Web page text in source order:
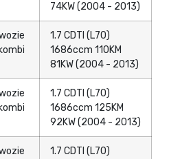
74KW (2004 - 2013)
1.7 CDTI (L70)
1686ccm 110KM
81KW (2004 - 2013)
1.7 CDTI (L70)
1686ccm 125KM
92KW (2004 - 2013)
1.7 CDTI (L70)